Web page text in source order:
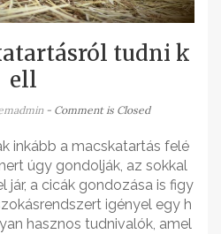
tudni k
ell
- Comment is Closed
inkább a macskatartás felé
úgy gondolják, az sokkal
jár, a cicák gondozása is figy
igényel egy h
hasznos tudnivalók, amel